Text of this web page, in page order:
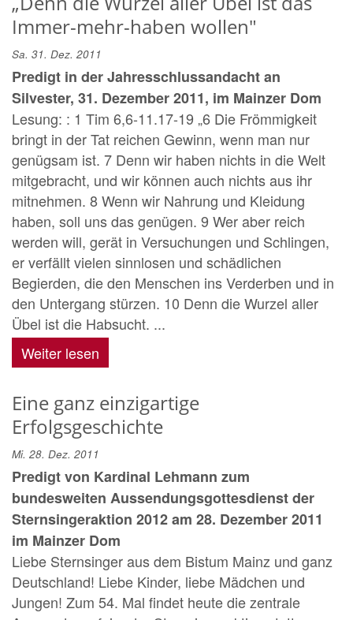
Immer-mehr-haben wollen"
Sa. 31. Dez. 2011
Predigt in der Jahresschlussandacht an
Silvester, 31. Dezember 2011, im Mainzer Dom
Lesung: : 1 Tim 6,6-11.17-19 „6 Die Frömmigkeit
bringt in der Tat reichen Gewinn, wenn man nur
genügsam ist. 7 Denn wir haben nichts in die Welt
mitgebracht, und wir können auch nichts aus ihr
mitnehmen. 8 Wenn wir Nahrung und Kleidung
haben, soll uns das genügen. 9 Wer aber reich
werden will, gerät in Versuchungen und Schlingen,
er verfällt vielen sinnlosen und schädlichen
Begierden, die den Menschen ins Verderben und in
den Untergang stürzen. 10 Denn die Wurzel aller
Übel ist die Habsucht. ...
Weiter lesen
Eine ganz einzigartige
Erfolgsgeschichte
Mi. 28. Dez. 2011
Predigt von Kardinal Lehmann zum
bundesweiten Aussendungsgottesdienst der
Sternsingeraktion 2012 am 28. Dezember 2011
im Mainzer Dom
Liebe Sternsinger aus dem Bistum Mainz und ganz
Deutschland! Liebe Kinder, liebe Mädchen und
Jungen! Zum 54. Mal findet heute die zentrale